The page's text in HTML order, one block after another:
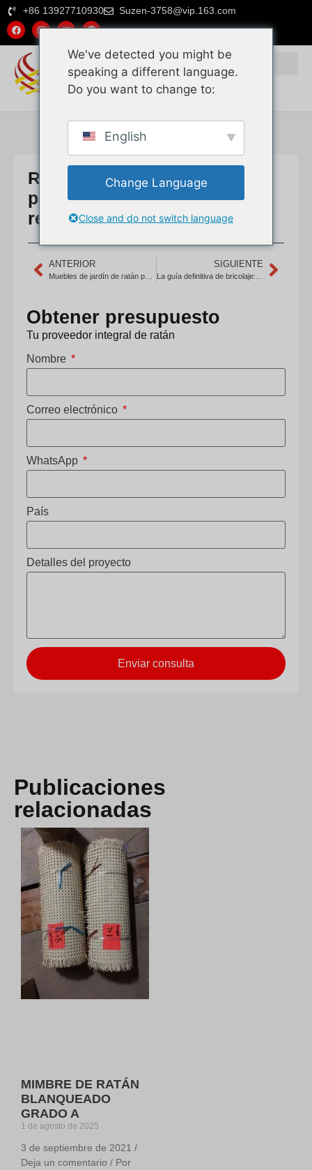
+86 13927710930 Suzen-3758@vip.163.com
Ratán tejido personalizado
para asientos de cabina de
restaurante
ANTERIOR SIGUIENTE
Obtener presupuesto
Tu proveedor integral de ratán
Nombre
Correo electrónico
WhatsApp
País
Detalles del proyecto
Enviar consulta
Publicaciones
relacionadas
MIMBRE DE RATÁN
BLANQUEADO
GRADO A
1 de agosto de 2025
3 de septiembre de 2021 /
Deja un comentario / Por
We've detected you might be
speaking a different language.
Do you want to change to:
English
Change Language
Close and do not switch language